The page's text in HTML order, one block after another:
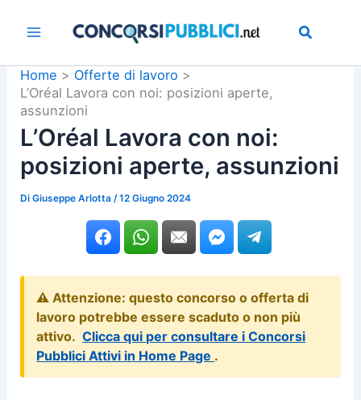
Home
Offerte di lavoro
L’Oréal Lavora con noi: posizioni aperte,
assunzioni
L’Oréal Lavora con noi:
posizioni aperte, assunzioni
DiGiuseppe Arlotta /12 Giugno 2024
⚠️ Attenzione: questo concorso o offerta di
lavoro potrebbe essere scaduto o non più
attivo. Clicca qui per consultare i Concorsi
Pubblici Attivi in Home Page .